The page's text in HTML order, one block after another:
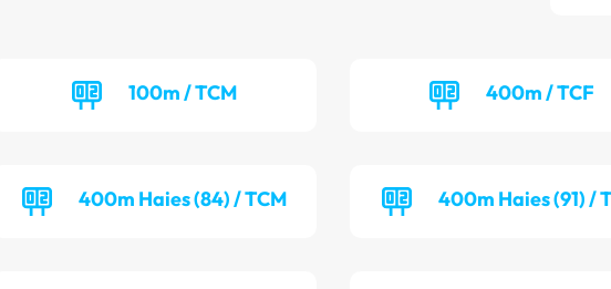
100m / TCM 400m / TCF
400m Haies (84) / TCM 400m Haies (91) /